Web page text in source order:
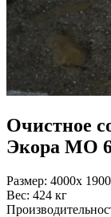
Очистное
Экора МО
Размер: 4000x
Вес: 424 кг